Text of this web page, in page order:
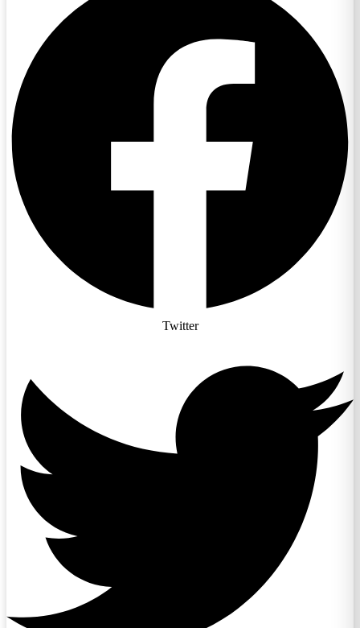
Twitter